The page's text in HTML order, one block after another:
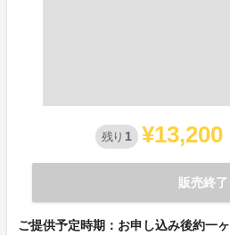
残り 1 ¥13,200
販売終了
ご提供予定時期：お申し込み後約一